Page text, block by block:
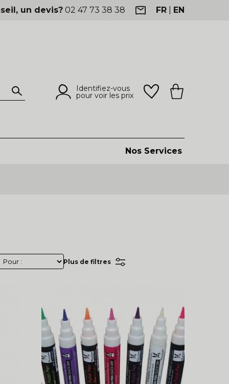
un devis? 02 47 73 38 38 FR EN
Identifiez-vous
pour voir les prix
Nos Services
Plus de filtres